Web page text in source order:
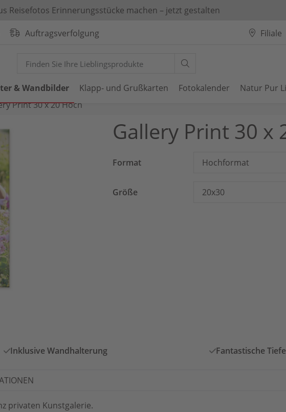
Reisefotos Erinnerungsstücke machen – jetzt gestalten
Auftragsverfolgung Filiale
& Wandbilder Klapp- und Grußkarten Fotokalender Natur Pur
Print 30 x 20 Hoch
Gallery Print 30 x
Format Hochformat
Größe 20x30
Inklusive Wandhalterung Fantastische
privaten Kunstgalerie.